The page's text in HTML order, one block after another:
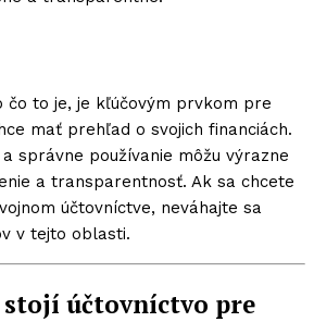
čo to je, je kľúčovým prvkom pre
mať prehľad o svojich financiách.
správne používanie môžu výrazne
a transparentnosť. Ak sa chcete
účtovníctve, neváhajte sa
v tejto oblasti.
účtovníctvo pre